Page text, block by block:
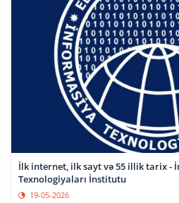
İlk internet, ilk sayt və 55 illik tarix -
Texnologiyaları İnstitutu
19-05-2026